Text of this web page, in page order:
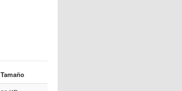
Tamaño